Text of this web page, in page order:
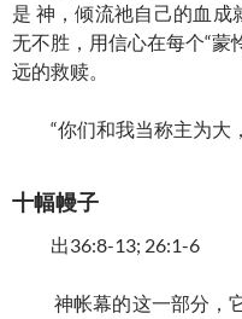
是 神，倾流祂自己的血
无不胜，用信心在每个“蒙
远的救赎。
“你们和我当称主为大
十幅幔子
出36:8-13; 26:1-6
神帐幕的这一部分，